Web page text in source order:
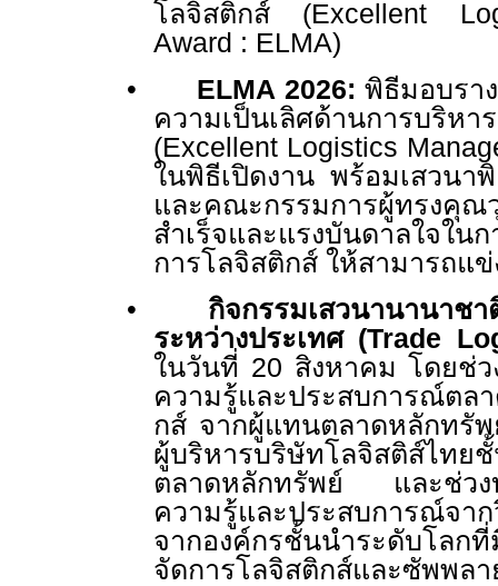
โลจิสติกส์ (Excellent
Award : ELMA)
•
ELMA 2026: พิธีมอบรา
ความเป็นเลิศด้านการบริหา
(Excellent Logistics
ในพิธีเปิดงาน พร้อมเสวนา
และคณะกรรมการผู้ทรงคุ
สำเร็จและแรงบันดาลใจใน
การโลจิสติกส์ ให้สามารถแ
•
กิจกรรมเสวนานานาช
ระหว่างประเทศ (Trade
ในวันที่ 20 สิงหาคม โดยช่ว
ความรู้และประสบการณ์ตล
กส์ จากผู้แทนตลาดหลักทรั
ผู้บริหารบริษัทโลจิสติส์ไทย
ตลาดหลักทรัพย์ และช่วงบ่
ความรู้และประสบการณ์จา
จากองค์กรชั้นนำระดับโลก
จัดการโลจิสติกส์และซัพพล